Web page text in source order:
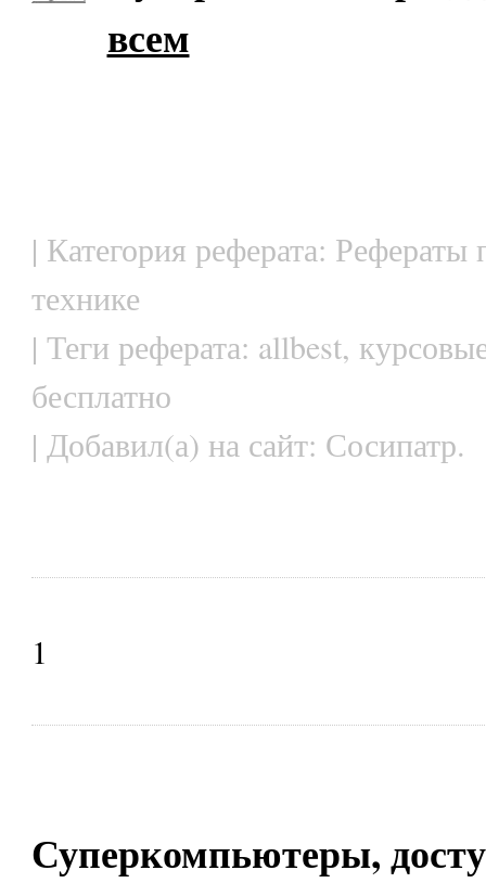
всем
| Категория реферата: Рефераты
технике
| Теги реферата: allbest,
бесплатно
| Добавил(а) на сайт: Сосипатр.
1
Суперкомпьютеры,